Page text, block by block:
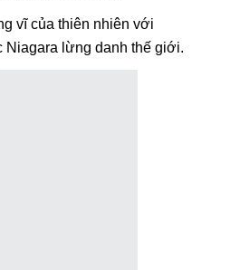
vĩ của thiên nhiên với
Niagara lừng danh thế giới.